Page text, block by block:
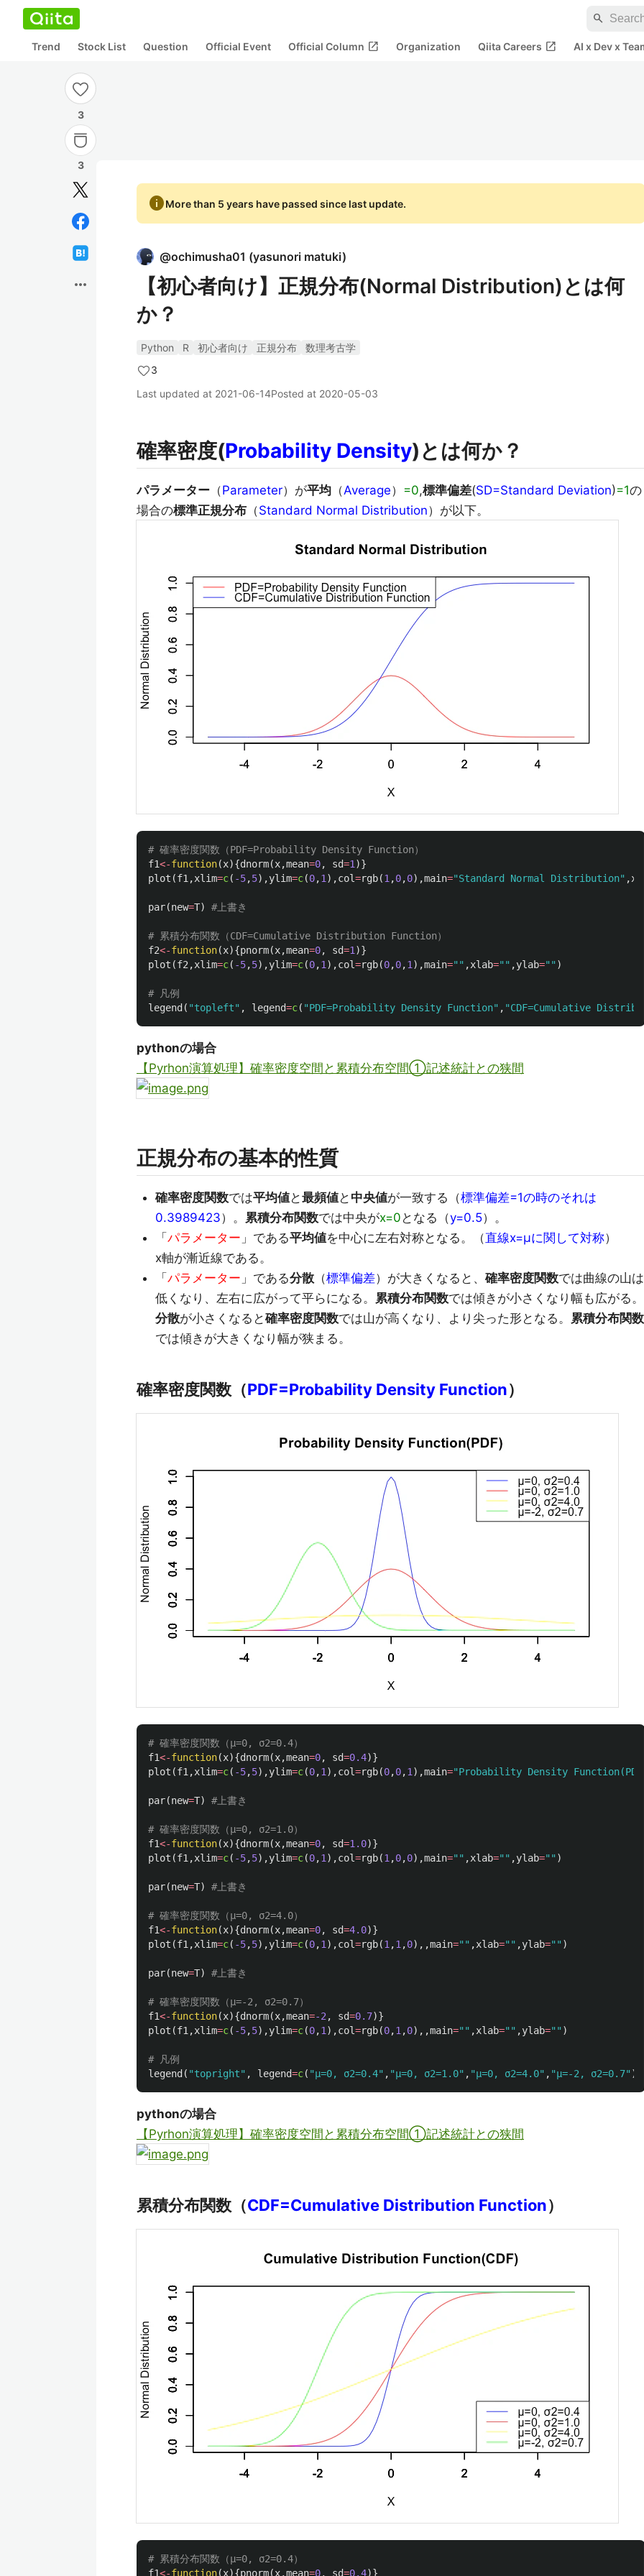
search
Trend Stock List Question Official Event Official Column open_in_new Organization Qiita Careers open_in_new AI x Dev x
3
3
more_horiz
infoMore than 5 years have passed since last update.
@ochimusha01 (yasunori matuki)
【初心者向け】正規分布(Normal Distribution)とは何
か？
Python R 初心者向け 正規分布
数理考古学
3
Last updated at 2021-06-14Posted at 2020-05-03
確率密度(Probability Density)とは何か？
パラメーター （Parameter）が平均 （Average） =0,標準偏差(SD=Standard Deviation)=1の
場合の標準正規分布 （Standard Normal Distribution）が以下。
# 確率密度関数（PDF=Probability Density Function）
f1<-function(x){dnorm(x,mean=0, sd=1 )}
plot (f1 ,xlim=c( -5,5),ylim=c(0,1 ),col=rgb(1 ,0,0),main="Standard Normal Distribution" ,
par(new=T) #上書き
# 累積分布関数（CDF=Cumulative Distribution Function）
f2<-function(x){pnorm(x,mean=0, sd=1 )}
plot (f2 ,xlim=c( -5,5),ylim=c(0,1 ),col=rgb(0,0,1 ),main="" ,xlab="" ,ylab="" )
# 凡例
legend ( "topleft" , legend=c( "PDF=Probability Density Function" , "CDF=Cumulative
pythonの場合
【Pyrhon演算処理】確率密度空間と累積分布空間①記述統計との狭間
正規分布の基本的性質
確率密度関数では平均値と最頻値と 中央値が一致する（標準偏差=1の時のそれは
0.3989423）。 累積分布関数では中央がx=0 となる（y=0.5）。
「 パラメーター 」である平均値を中心に左右対称となる。（直線x=μに関して対称）
x軸が漸近線である。
「 パラメーター 」である分散（標準偏差）が大きくなると、 確率密度関数では曲線の山は
低くなり、左右に広がって平らになる。
累積分布関数では傾きが小さくなり幅も広がる。
分散が小さくなると確率密度関数では山が高くなり、より尖った形となる。
累積分布関数
では傾きが大きくなり幅が狭まる。
確率密度関数（PDF=Probability Density Function）
# 確率密度関数（μ=0, σ2=0.4）
f1<-function(x){dnorm(x,mean=0, sd=0.4)}
plot (f1 ,xlim=c( -5,5),ylim=c(0,1 ),col=rgb(0,0,1 ),main="Probability Density
par(new=T) #上書き
# 確率密度関数（μ=0, σ2=1.0）
f1<-function(x){dnorm(x,mean=0, sd=1.0)}
plot (f1 ,xlim=c( -5,5),ylim=c(0,1 ),col=rgb(1 ,0,0),main="" ,xlab="" ,ylab="" )
par(new=T) #上書き
# 確率密度関数（μ=0, σ2=4.0）
f1<-function(x){dnorm(x,mean=0, sd=4.0)}
plot (f1 ,xlim=c( -5,5),ylim=c(0,1 ),col=rgb(1 ,1 ,0),,main="" ,xlab="" ,ylab="" )
par(new=T) #上書き
# 確率密度関数（μ=-2, σ2=0.7）
f1<-function(x){dnorm(x,mean=-2 , sd=0.7)}
plot (f1 ,xlim=c( -5,5),ylim=c(0,1 ),col=rgb(0,1 ,0),,main="" ,xlab="" ,ylab="" )
# 凡例
legend ( "topright" , legend=c( "μ=0, σ2=0.4" , "μ=0, σ2=1.0" , "μ=0, σ2=4.0" , "μ=-2, σ2=0.7" ),
pythonの場合
【Pyrhon演算処理】確率密度空間と累積分布空間①記述統計との狭間
累積分布関数（CDF=Cumulative Distribution Function）
# 累積分布関数（μ=0, σ2=0.4）
f1<-function(x){pnorm(x,mean=0, sd=0.4)}